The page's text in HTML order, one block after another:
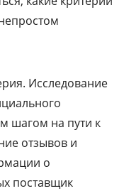
Исследование
шагом на пути к
отзывов и
о
поставщик